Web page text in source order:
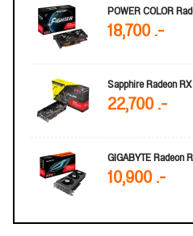
POWER COLOR
18,700 .-
Sapphire Radeon
22,700 .-
GIGABYTE Radeon
10,900 .-